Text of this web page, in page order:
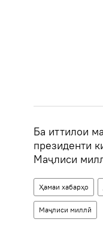
Ба иттилои
президенти
Маҷлиси
Ҳамаи хабарҳо
Маҷлиси миллӣ